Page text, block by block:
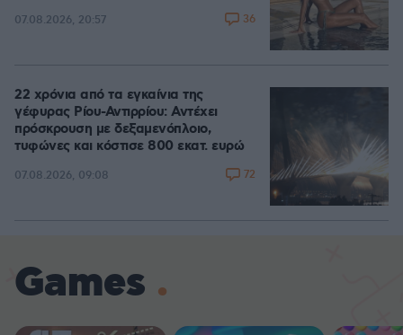
07.08.2026, 20:57 36
22 χρόνια από τα εγκαίνια της
γέφυρας Ρίου-Αντιρρίου: Αντέχει
πρόσκρουση με δεξαμενόπλοιο,
τυφώνες και κόστισε 800 εκατ. ευρώ
07.08.2026, 09:08 72
Games